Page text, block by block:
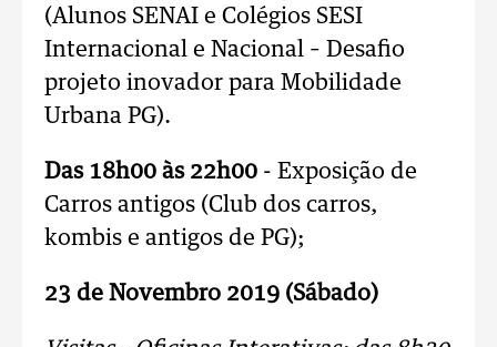
(Alunos SENAI e Colégios SESI
Internacional e Nacional – Desafio
projeto inovador para Mobilidade
Urbana PG).
Das 18h00 às 22h00 - Exposição de
Carros antigos (Club dos carros,
kombis e antigos de PG);
23 de Novembro 2019 (Sábado)